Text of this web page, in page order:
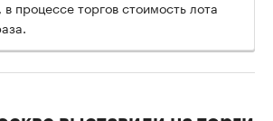
процессе торгов стоимость лота